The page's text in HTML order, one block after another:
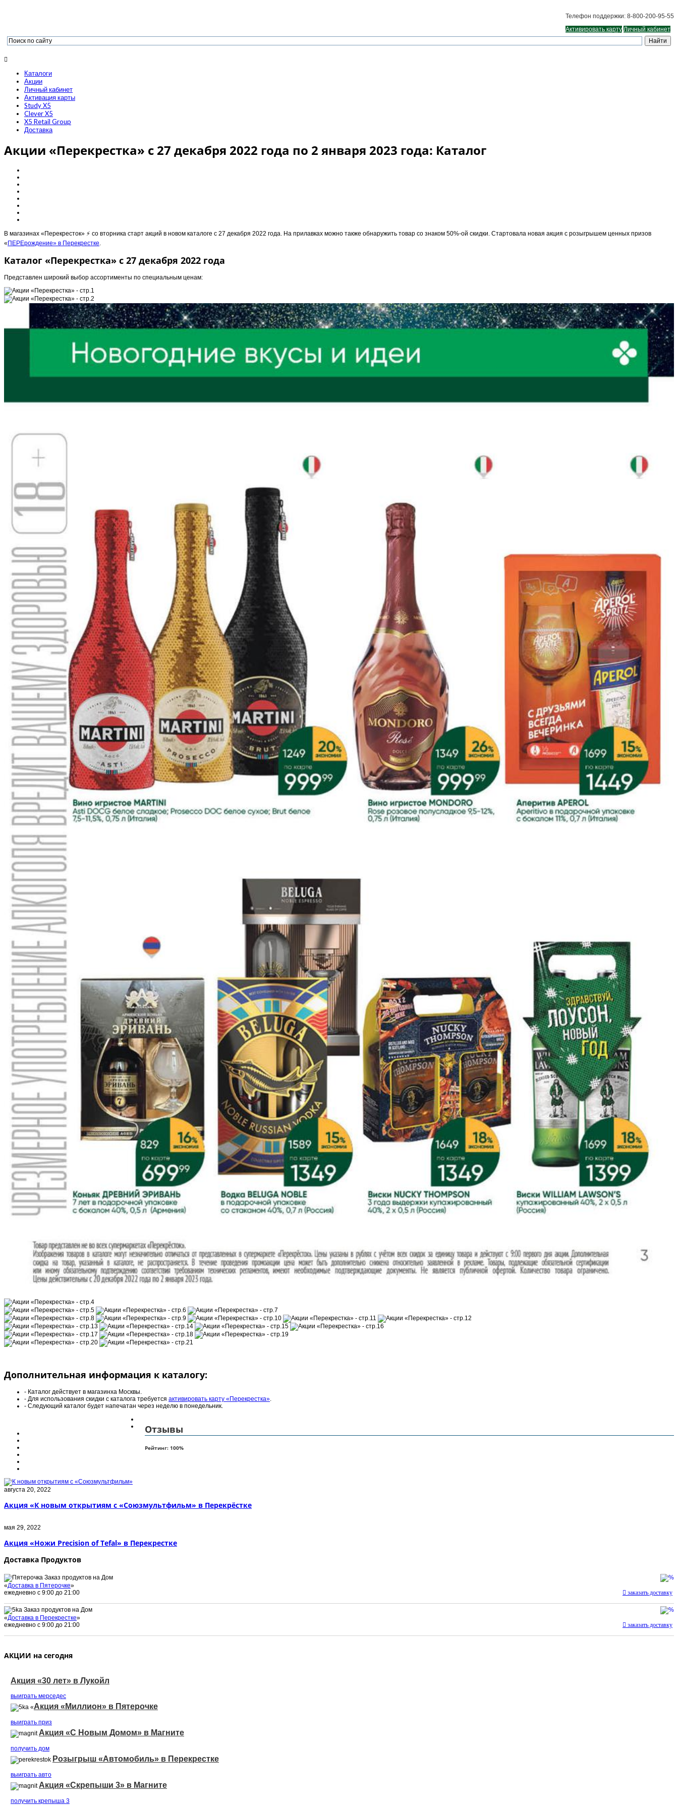
Телефон поддержки: 8-800-200-95-55
Активировать карту Личный кабинет
Каталоги
Акции
Личный кабинет
Активация карты
Study X5
Clever X5
X5 Retail Group
Доставка
Акции «Перекрестка» с 27 декабря 2022 года по 2 января 2023 года: Каталог
В магазинах «Перекресток» ⚡️ со вторника старт акций в новом каталоге с 27 декабря 2022 года. На прилавках можно также обнаружить товар со знаком 50%-ой скидки. Стартовала новая акция с розыгрышем ценных призов
« ПЕРЕрождение» в Перекрестке.
Каталог «Перекрестка» с 27 декабря 2022 года
Представлен широкий выбор ассортименты по специальным ценам:
Дополнительная информация к каталогу:
- Каталог действует в магазинха Москвы.
- Для использования скидки с каталога требуется активировать карту «Перекрестка».
- Следующий каталог будет напечатан через неделю в понедельник.
Отзывы
Рейтинг: 100%
августа 20, 2022
Акция «К новым открытиям с «Союзмультфильм» в Перекрёстке
мая 29, 2022
Акция «Ножи Precision of Tefal» в Перекрестке
Доставка Продуктов
Заказ продуктов на Дом
«Доставка в Пятерочке»
ежедневно с 9:00 до 21:00
заказать доставку
Заказ продуктов на Дом
«Доставка в Перекрестке»
ежедневно с 9:00 до 21:00
заказать доставку
АКЦИИ на сегодня
Акция «30 лет» в Лукойл
выиграть мерседеc
«Акция «Миллион» в Пятерочке
выиграть приз
Акция «С Новым Домом» в Магните
получить дом
Розыгрыш «Автомобиль» в Перекрестке
выиграть авто
Акция «Скрепыши 3» в Магните
получить крепыша 3